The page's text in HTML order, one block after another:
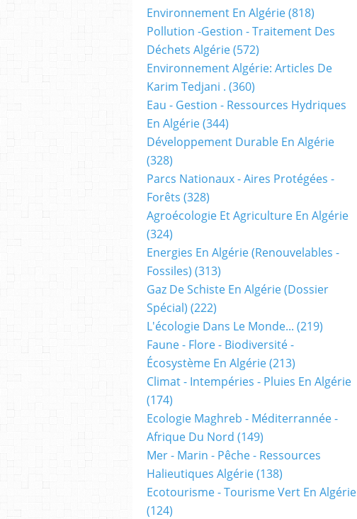
Environnement En Algérie(818)
Pollution -gestion - Traitement Des
Déchets Algérie(572)
Environnement Algérie: Articles De
Karim Tedjani . (360)
Eau - Gestion - Ressources Hydriques
En Algérie(344)
Développement Durable En Algérie
(328)
Parcs Nationaux - Aires Protégées -
Forêts (328)
Agroécologie Et Agriculture En Algérie
(324)
Energies En Algérie (renouvelables -
Fossiles) (313)
Gaz De Schiste En Algérie (dossier
Spécial) (222)
L'écologie Dans Le Monde... (219)
Faune - Flore - Biodiversité -
Écosystème En Algérie(213)
Climat - Intempéries - Pluies En Algérie
(174)
Ecologie Maghreb - Méditerrannée -
Afrique Du Nord (149)
Mer - Marin - Pêche - Ressources
Halieutiques Algérie(138)
Ecotourisme - Tourisme Vert En Algérie
(124)